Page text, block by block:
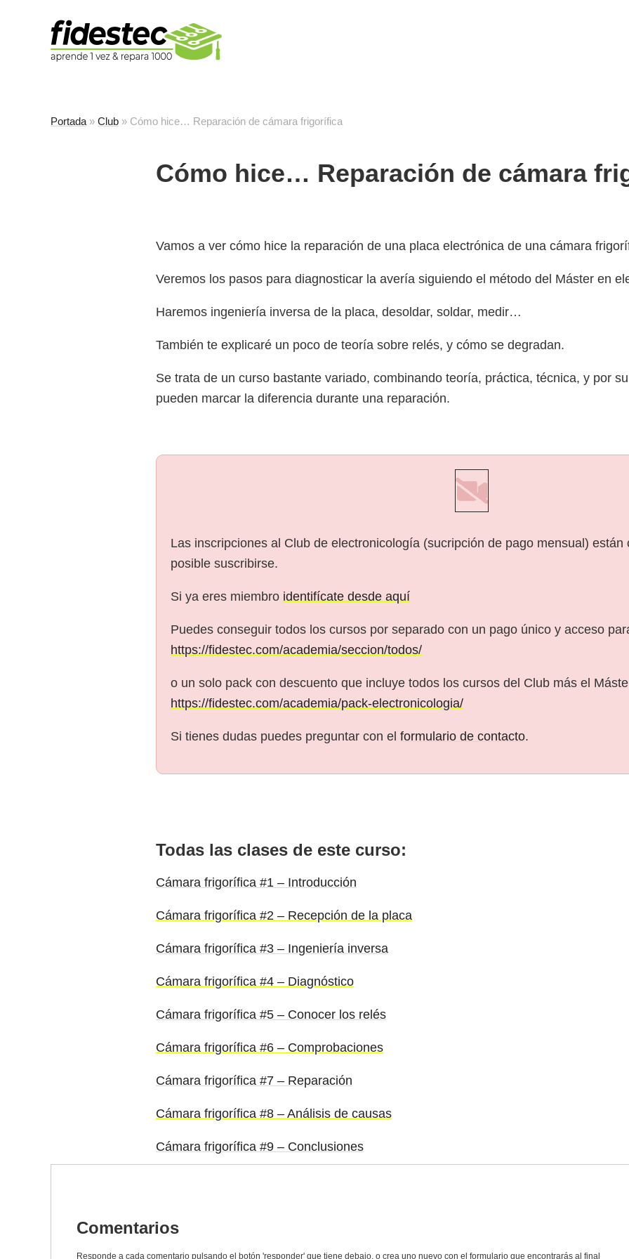
Portada » Club » Cómo hice… Reparación de cámara frigorífica
Cómo hice… Reparación de cámara
Vamos a ver cómo hice la reparación de una placa electrónica de una cámara
Veremos los pasos para diagnosticar la avería siguiendo el método del Máster en
Haremos ingeniería inversa de la placa, desoldar, soldar, medir…
También te explicaré un poco de teoría sobre relés, y cómo se degradan.
Se trata de un curso bastante variado, combinando teoría, práctica, técnica, y por
pueden marcar la diferencia durante una reparación.
Las inscripciones al Club de electronicología (sucripción de pago mensual) están
posible suscribirse.
Si ya eres miembro identifícate desde aquí
Puedes conseguir todos los cursos por separado con un pago único y acceso
https://fidestec.com/academia/seccion/todos/
o un solo pack con descuento que incluye todos los cursos del Club más el
https://fidestec.com/academia/pack-electronicologia/
Si tienes dudas puedes preguntar con el formulario de contacto.
Todas las clases de este curso:
Cámara frigorífica #1 – Introducción
Cámara frigorífica #2 – Recepción de la placa
Cámara frigorífica #3 – Ingeniería inversa
Cámara frigorífica #4 – Diagnóstico
Cámara frigorífica #5 – Conocer los relés
Cámara frigorífica #6 – Comprobaciones
Cámara frigorífica #7 – Reparación
Cámara frigorífica #8 – Análisis de causas
Cámara frigorífica #9 – Conclusiones
Comentarios